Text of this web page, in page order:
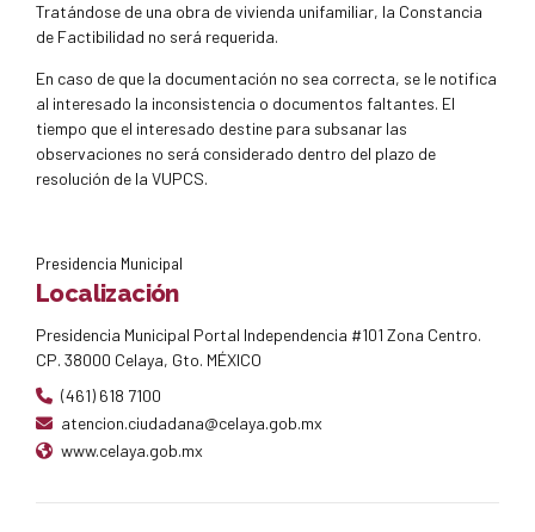
Certificación de Terminación de Obra
https://celaya.drosmexico.com/index.html
Descargar formato
2
considerada dentro del Catálogo de Giros de Bajo
3
En línea
Tratándose de una obra de vivienda unifamiliar, la Constancia
de Factibilidad no será requerida.
En caso de que la documentación no sea correcta, se le notifica
al interesado la inconsistencia o documentos faltantes. El
tiempo que el interesado destine para subsanar las
observaciones no será considerado dentro del plazo de
resolución de la VUPCS.
Presidencia Municipal
Localización
Presidencia Municipal Portal Independencia #101 Zona Centro.
CP. 38000 Celaya, Gto. MÉXICO
(461) 618 7100
atencion.ciudadana@celaya.gob.mx
www.celaya.gob.mx